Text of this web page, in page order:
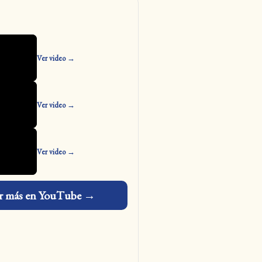
Ver video →
Ver video →
Ver video →
más en YouTube →